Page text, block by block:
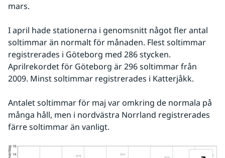
mars.
I april hade stationerna i genomsnitt något fler antal
soltimmar än normalt för månaden. Flest soltimmar
registrerades i Göteborg med 286 stycken.
Aprilrekordet för Göteborg är 296 soltimmar från
2009. Minst soltimmar registrerades i Katterjåkk.
Antalet soltimmar för maj var omkring de normala på
många håll, men i nordvästra Norrland registrerades
färre soltimmar än vanligt.